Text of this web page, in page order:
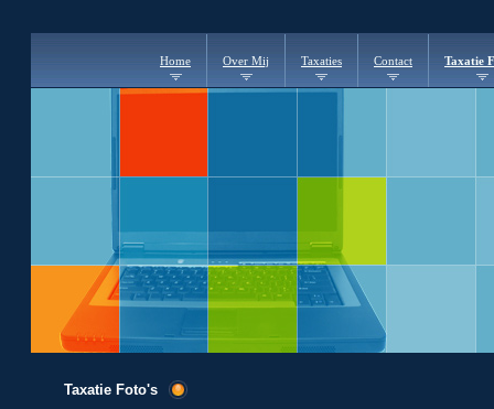
Home Over Mij Taxaties Contact Taxatie
Taxatie Foto's